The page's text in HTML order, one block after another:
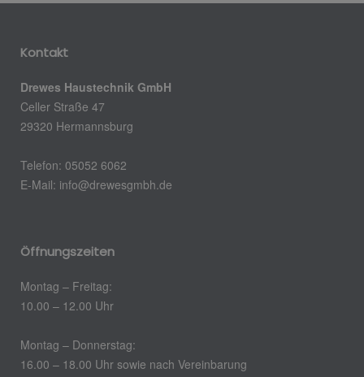
Kontakt
Drewes Haustechnik GmbH
Celler Straße 47
29320 Hermannsburg
Telefon: 05052 6062
E-Mail: info@drewesgmbh.de
Öffnungszeiten
Montag – Freitag:
10.00 – 12.00 Uhr
Montag – Donnerstag:
16.00 – 18.00 Uhr sowie nach Vereinbarung